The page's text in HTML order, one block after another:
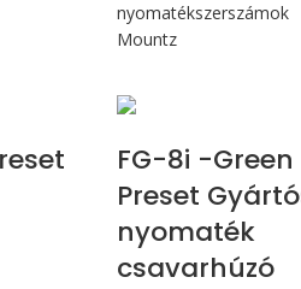
nyomatékszerszámok
Mountz
FG-8i -Green
Preset
nyomaték
csavarhúzó